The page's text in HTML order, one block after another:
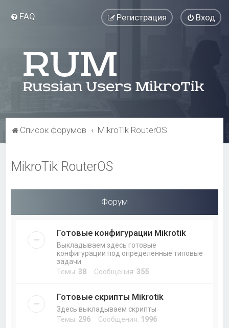
FAQ Вход
Регистрация
Список форумов MikroTik RouterOS
MikroTik RouterOS
Форум
Готовые конфигурации Mikrotik
Выкладываем здесь готовые
конфигурации под определенные типовые
задачи
Темы: 38 Сообщения: 355
Готовые скрипты Mikrotik
Здесь выкладываем скрипты
Темы: 296 Сообщения: 1996